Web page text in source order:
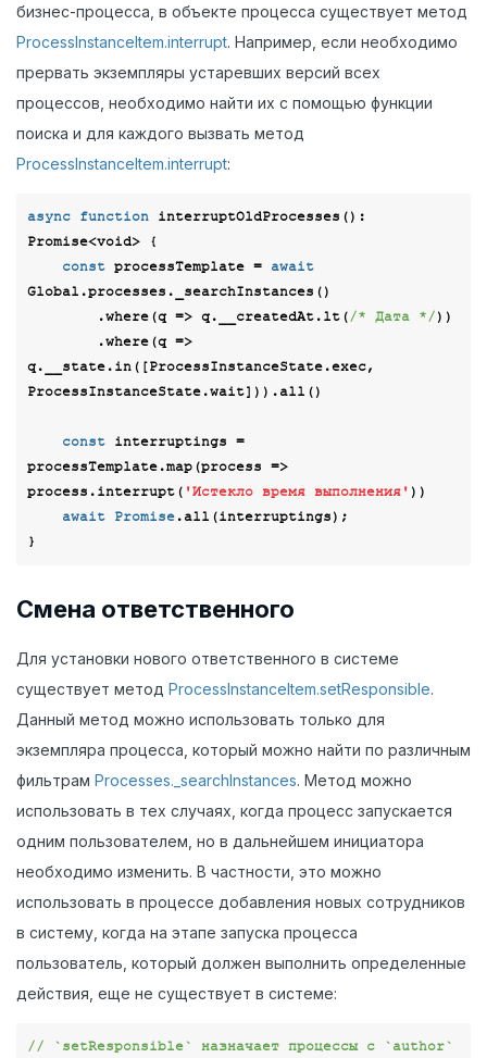
бизнес-процесса, в объекте процесса существует метод
ProcessInstanceItem.interrupt. Например, если необходимо
прервать экземпляры устаревших версий всех
процессов, необходимо найти их с помощью функции
поиска и для каждого вызвать метод
ProcessInstanceItem.interrupt:
async function interruptOldProcesses (
Promise<void>
{
const processTemplate = await
Global.processes._searchInstances()
        .where(
q => q.__createdAt.lt(/* Дата */))
        .where(
q =>
q.__state.in([ProcessInstanceState.exec,
ProcessInstanceState.wait])).all()
const interruptings =
processTemplate.map(process =>
process.interrupt( 'Истекло время выполнения' ))
await Promise.all(interruptings);
Смена ответственного
Для установки нового ответственного в системе
существует метод ProcessInstanceItem.setResponsible.
Данный метод можно использовать только для
экземпляра процесса, который можно найти по различным
фильтрам Processes._searchInstances. Метод можно
использовать в тех случаях, когда процесс запускается
одним пользователем, но в дальнейшем инициатора
необходимо изменить. В частности, это можно
использовать в процессе добавления новых сотрудников
в систему, когда на этапе запуска процесса
пользователь, который должен выполнить определенные
действия, еще не существует в системе:
// `setResponsible` назначает процессы с `author`